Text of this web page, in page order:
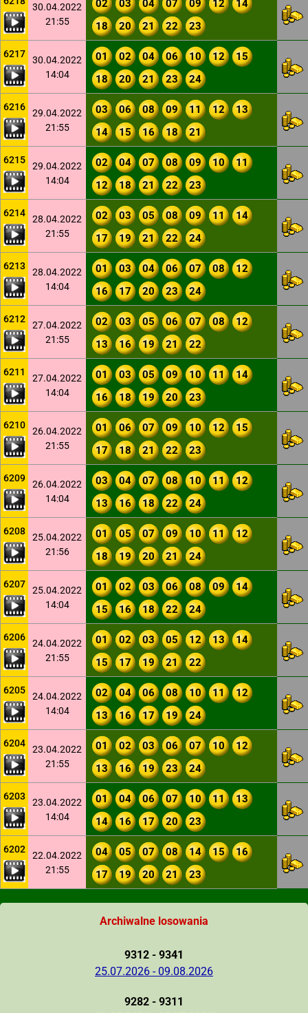
30.04.2022
21:55
02 03 04 07 09 12
14
18
20 21 22 23
6217
30.04.2022
14:04
01 02 04 06 10 12
15
18
20 21 23 24
6216
29.04.2022
21:55
03 06 08 09 11 12
13
14
15 16 18 21
6215
29.04.2022
14:04
02 04 07 08 09 10
11
12
18 21 22 23
6214
28.04.2022
21:55
02 03 05 08 09 11
14
17
19 21 22 24
6213
28.04.2022
14:04
01 03 04 06 07 08
12
16
17 20 23 24
6212
27.04.2022
21:55
02 03 05 06 07 08
12
13
16 19 21 22
6211
27.04.2022
14:04
01 03 05 09 10 11
14
16
18 19 20 23
6210
26.04.2022
21:55
01 06 07 09 10 12
15
17
18 21 22 23
6209
26.04.2022
14:04
03 04 07 08 10 11
12
13
16 18 22 24
6208
25.04.2022
21:56
01 05 07 09 10 11
12
18
19 20 21 24
6207
25.04.2022
14:04
01 02 03 06 08 09
14
15
16 18 22 24
6206
24.04.2022
21:55
01 02 03 05 12 13
14
15
17 19 21 22
6205
24.04.2022
14:04
02 04 06 08 10 11
12
13
16 17 19 24
6204
23.04.2022
21:55
01 02 03 06 07 10
12
13
16 19 23 24
6203
23.04.2022
14:04
01 04 06 07 10 11
13
14
16 17 20 23
6202
22.04.2022
21:55
04 05 07 08 14 15
16
17
19 20 21 23
Archiwalne losowania
9312 - 9341
25.07.2026 - 09.08.2026
9282 - 9311